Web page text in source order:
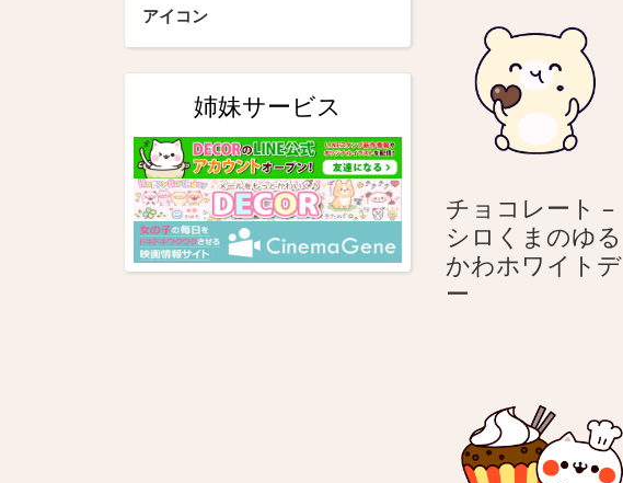
アイコン
姉妹サービス
チョコレート –
シロくまのゆる
かわホワイトデ
ー
ー
ト
–